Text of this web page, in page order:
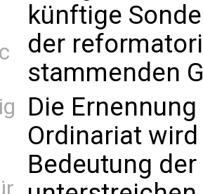
künftige
der
stammenden
Die
Ordinariat
Bedeutung